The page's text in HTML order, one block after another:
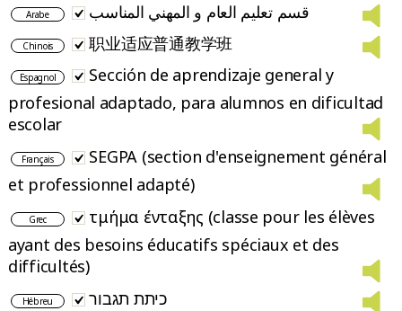
Arabe قسم تعليم العام و المهني المناسب
Chinois 职业适应普通教学班
Espagnol
Sección de aprendizaje general y
profesional adaptado, para alumnos en dificultad
escolar
Français
SEGPA (section d'enseignement général
et professionnel adapté)
Grec
τμήμα ένταξης (classe pour les élèves
ayant des besoins éducatifs spéciaux et des
difficultés)
Hébreu כיתת תגבור